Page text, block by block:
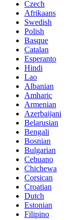
Czech
Afrikaans
Swedish
Polish
Basque
Catalan
Esperanto
Hindi
Lao
Albanian
Amharic
Armenian
Azerbaijani
Belarusian
Bengali
Bosnian
Bulgarian
Cebuano
Chichewa
Corsican
Croatian
Dutch
Estonian
Filipino